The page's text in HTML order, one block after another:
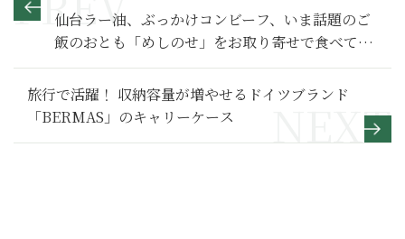
仙台ラー油、ぶっかけコンビーフ、いま話題のご
飯のおとも「めしのせ」をお取り寄せで食べてみ
た
旅行で活躍！ 収納容量が増やせるドイツブランド
「BERMAS」のキャリーケース